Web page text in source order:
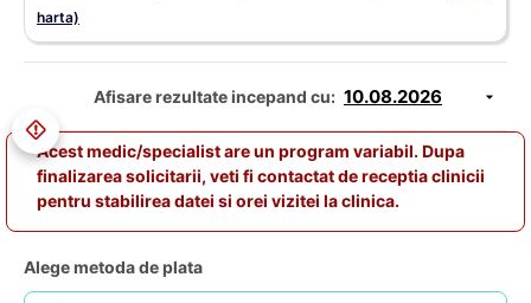
harta)
Afisare rezultate incepand cu:
Acest medic/specialist are un program variabil. Dupa
finalizarea solicitarii, veti fi contactat de receptia clinicii
pentru stabilirea datei si orei vizitei la clinica.
Alege metoda de plata